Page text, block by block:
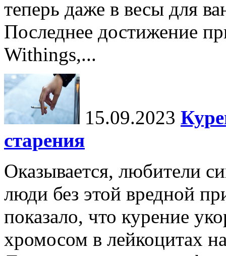
теперь даже в весы для
Последнее достижение
Withings,...
15.09.2023
старения
Оказывается, любители
люди без этой вредной
показало, что курение
хромосом в лейкоцитах